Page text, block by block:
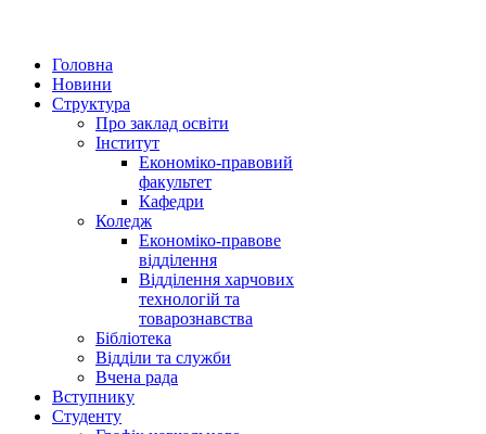
Головна
Новини
Структура
Про заклад освіти
Інститут
Економіко-правовий
факультет
Кафедри
Коледж
Економіко-правове
відділення
Відділення харчових
технологій та
товарознавства
Бібліотека
Відділи та служби
Вчена рада
Вступнику
Студенту